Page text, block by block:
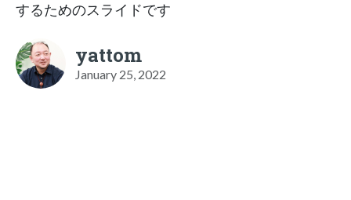
するためのスライドです
yattom
January 25, 2022